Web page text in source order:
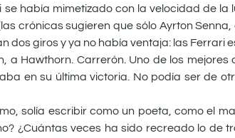
había mimetizado con la velocidad de la
crónicas sugieren que sólo Ayrton
dos giros y ya no había ventaja: las Ferrari
a Hawthorn. Carrerón. Uno de los mejores
en su última victoria. No podía ser de
solía escribir como un poeta, como el
¿Cuántas veces ha sido recreado lo de